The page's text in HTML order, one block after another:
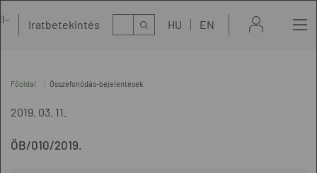
Iratbetekintés Kereső HU EN
Főoldal Összefonódás-bejelentések
2019. 03. 11.
ÖB/010/2019.